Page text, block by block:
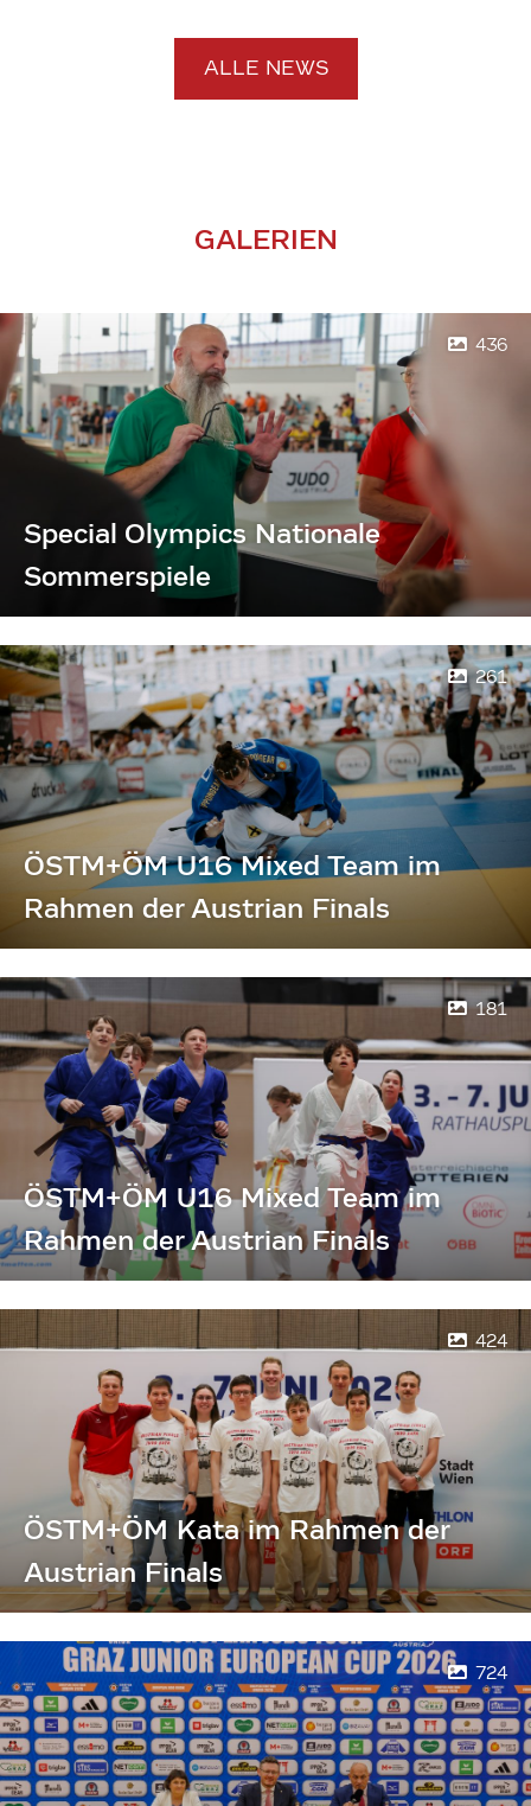
ALLE NEWS
GALERIEN
436
Special Olympics Nationale
Sommerspiele
261
ÖSTM+ÖM U16 Mixed Team im
Rahmen der Austrian Finals
181
ÖSTM+ÖM U16 Mixed Team im
Rahmen der Austrian Finals
424
ÖSTM+ÖM Kata im Rahmen der
Austrian Finals
724